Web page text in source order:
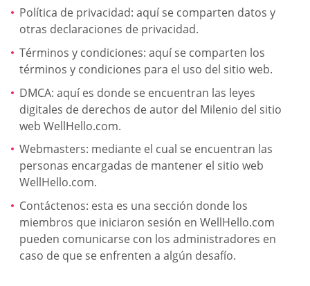
Política de privacidad: aquí se comparten datos y
otras declaraciones de privacidad.
Términos y condiciones: aquí se comparten los
términos y condiciones para el uso del sitio web.
DMCA: aquí es donde se encuentran las leyes
digitales de derechos de autor del Milenio del sitio
web WellHello.com.
Webmasters: mediante el cual se encuentran las
personas encargadas de mantener el sitio web
WellHello.com.
Contáctenos: esta es una sección donde los
miembros que iniciaron sesión en WellHello.com
pueden comunicarse con los administradores en
caso de que se enfrenten a algún desafío.